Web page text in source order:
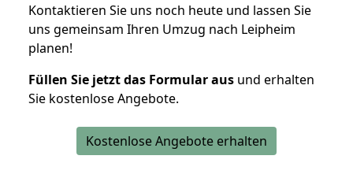
Kontaktieren Sie uns noch heute und lassen Sie
uns gemeinsam Ihren Umzug nach Leipheim
planen!
Füllen Sie jetzt das Formular aus und erhalten
Sie kostenlose Angebote.
Kostenlose Angebote erhalten